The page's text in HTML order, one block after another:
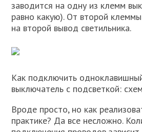
заводится на одну из клемм
равно какую). От второй
на второй вывод светильника.
Как подключить
выключатель с подсветкой:
Вроде просто, но как
практике? Да все несложно.